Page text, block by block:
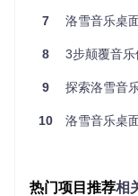
分类创建：根
歌单
智能排序
：利
工具按歌手、
快速筛选 ：在
按照"歌单
7 洛雪音乐桌面
8 3步颠覆音乐
9 探索洛雪音乐桌
10 洛雪音乐桌面版
热门项目推荐相